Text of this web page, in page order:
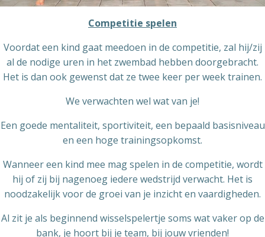
Competitie spelen
Voordat een kind gaat meedoen in de competitie, zal hij/zij
al de nodige uren in het zwembad hebben doorgebracht.
Het is dan ook gewenst dat ze twee keer per week trainen.
We verwachten wel wat van je!
Een goede mentaliteit, sportiviteit, een bepaald basisniveau
en een hoge trainingsopkomst.
Wanneer een kind mee mag spelen in de competitie, wordt
hij of zij bij nagenoeg iedere wedstrijd verwacht. Het is
noodzakelijk voor de groei van je inzicht en vaardigheden.
Al zit je als beginnend wisselspelertje soms wat vaker op de
bank, je hoort bij je team, bij jouw vrienden!